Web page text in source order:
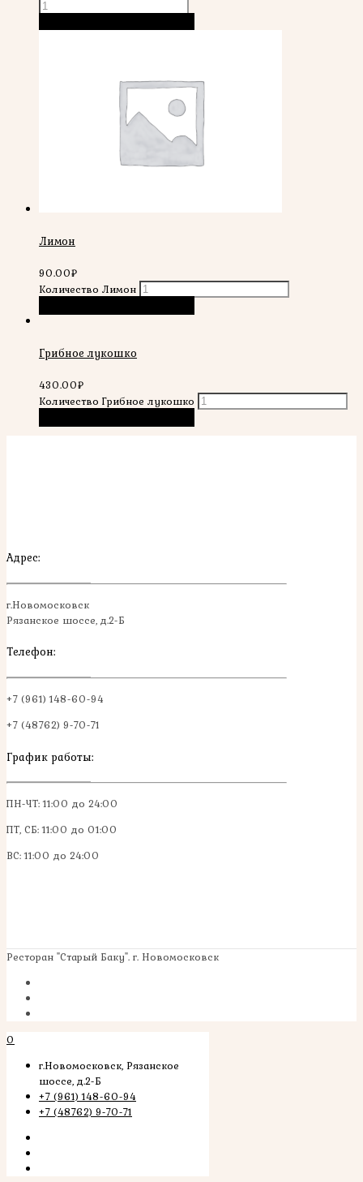
Лимон
90.00₽
Количество Лимон
Грибное лукошко
430.00₽
Количество Грибное лукошко
Адрес:
г.Новомосковск
Рязанское шоссе, д.2-Б
Телефон:
+7 (961) 148-60-94
+7 (48762) 9-70-71
График работы:
ПН-ЧТ: 11:00 до 24:00
ПТ, СБ: 11:00 до 01:00
ВС: 11:00 до 24:00
Ресторан "Старый Баку". г. Новомосковск
0
г.Новомосковск, Рязанское
шоссе, д.2-Б
+7 (961) 148-60-94
+7 (48762) 9-70-71